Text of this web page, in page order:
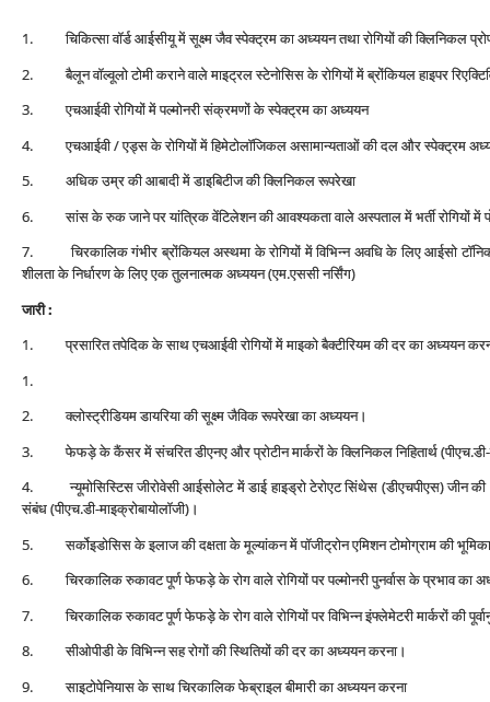
1. चिकित्‍सा वॉर्ड आईसीयू में सूक्ष्‍म जैव स्‍पेक्‍ट्रम का अध्‍ययन तथा रोगियों की क्लिनिकल
2. बैलून वॉल्‍वूलो टोमी कराने वाले माइट्रल स्‍टेनोसिस के रोगियों में ब्रोंकियल हाइपर
3. एचआईवी रोगियों में पल्‍मोनरी संक्रमणों के स्‍पेक्‍ट्रम का अध्‍ययन
4. एचआईवी / एड्स के रोगियों में हिमेटोलॉजिकल असामान्‍यताओं की दल और स्‍पेक्‍ट्रम
5. अधिक उम्र की आबादी में डाइबिटीज की क्लिनिकल रूपरेखा
6. सांस के रुक जाने पर यांत्रिक वेंटिलेशन की आवश्‍यकता वाले अस्‍पताल में भर्ती रोगियों में
7. चिरकालिक गंभीर ब्रोंकियल अस्‍थमा के रोगियों में विभिन्‍न अवधि के लिए आईसो
शीलता के निर्धारण के लिए एक तुलनात्‍मक अध्‍ययन (एम.एससी नर्सिंग)
जारी :
1. प्रसारित तपेदिक के साथ एचआईवी रोगियों में माइको बैक्‍टीरियम की दर का अध्‍ययन
1.
2. क्‍लोस्‍ट्रीडियम डायरिया की सूक्ष्‍म जैविक रूपरेखा का अध्‍ययन।
3. फेफड़े के कैंसर में संचरित डीएनए और प्रोटीन मार्करों के क्लिनिकल निहितार्थ
4. न्‍यूमोसिस्टिस जीरोवेसी आईसोलेट में डाई हाइड्रो टेरोएट सिं‍थेस (डीएचपीएस) जीन
संबंध (पीएच.डी-माइक्रोबायोलॉजी)।
5. सर्कोइडोसिस के इलाज की दक्षता के मूल्‍यांकन में पॉजीट्रोन एमिशन टोमोग्राम की
6. चिरकालिक रुकावट पूर्ण फेफड़े के रोग वाले रोगियों पर पल्‍मोनरी पुनर्वास के प्रभाव का
7. चिरकालिक रुकावट पूर्ण फेफड़े के रोग वाले रोगियों पर विभिन्‍न इंफ्लेमेटरी मार्करों की
8. सीओपीडी के विभिन्‍न सह रोगों की स्थितियों की दर का अध्‍ययन करना।
9. साइटोपेनियास के साथ चिरकालिक फेब्राइल बीमारी का अध्‍ययन करना